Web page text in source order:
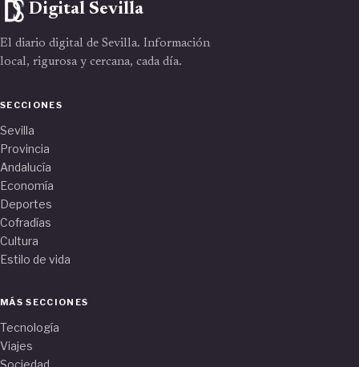
Digital Sevilla
El diario digital de Sevilla. Información
local, rigurosa y cercana, cada día.
SECCIONES
Sevilla
Provincia
Andalucía
Economía
Deportes
Cofradías
Cultura
Estilo de vida
MÁS SECCIONES
Tecnología
Viajes
Sociedad